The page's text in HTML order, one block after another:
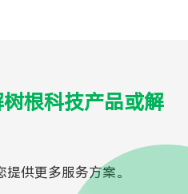
根科技产品或解
供更多服务方案。